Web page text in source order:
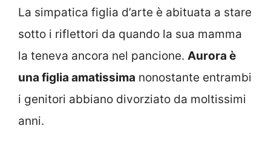
La simpatica figlia d’arte è abituata a stare
sotto i riflettori da quando la sua mamma
la teneva ancora nel pancione. Aurora è
una figlia amatissima nonostante entrambi
i genitori abbiano divorziato da moltissimi
anni.